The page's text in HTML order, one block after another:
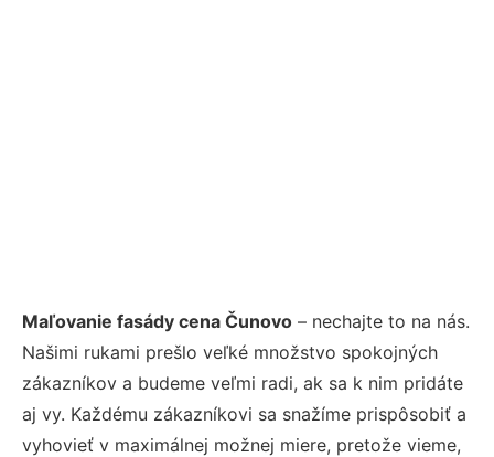
Maľovanie fasády cena Čunovo – nechajte to na nás.
Našimi rukami prešlo veľké množstvo spokojných
zákazníkov a budeme veľmi radi, ak sa k nim pridáte
aj vy. Každému zákazníkovi sa snažíme prispôsobiť a
vyhovieť v maximálnej možnej miere, pretože vieme,